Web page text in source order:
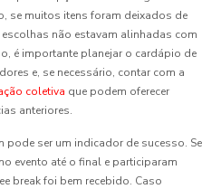
se muitos itens foram deixados de
não estavam alinhadas com
é importante planejar o cardápio de
e, se necessário, contar com a
coletiva que podem oferecer
anteriores.
pode ser um indicador de sucesso. Se
evento até o final e participaram
break foi bem recebido. Caso